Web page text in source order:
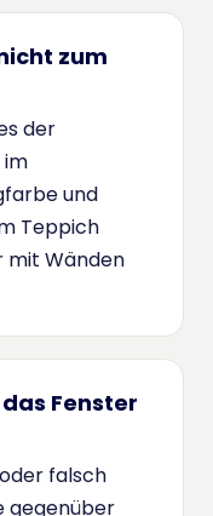
zum
der
im
und
Teppich
mit Wänden
Fenster
falsch
gegenüber